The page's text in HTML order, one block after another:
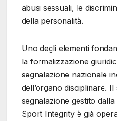
abusi sessuali, le
della personalità.
Uno degli elementi
la formalizzazione
segnalazione nazionale
dell’organo disciplinare. Il
segnalazione gestito
Sport Integrity è già